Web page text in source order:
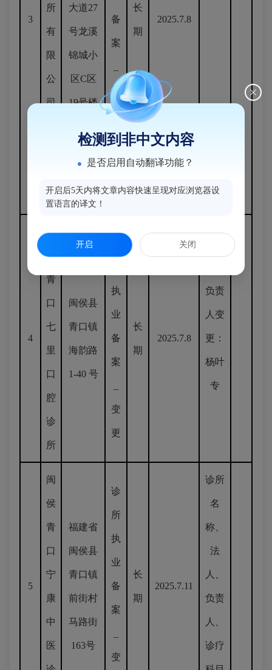
3
所
有
限
公
司
所
大道27
号龙溪
锦城小
区C区
19号楼
备
案
新
办
长
期
2025.7.8
4
闽
侯
青
口
七
里
口
腔
诊
所
闽侯县
青口镇
海韵路
1-40 号
执
业
备
案
变
更
长
期
2025.7.8
负责
人变
更：
杨叶
专
5
闽
侯
青
口
宁
康
中
医
福建省
闽侯县
青口镇
前街村
马路街
163号
诊
所
执
业
备
案
变
长
期
2025.7.11
诊所
名
称、
法
人、
负责
人、
诊疗
检测到非中文内容
是否启用自动翻译功能？
开启后5天内将文章内容快速呈现对应浏览器设
置语言的译文！
开启 关闭